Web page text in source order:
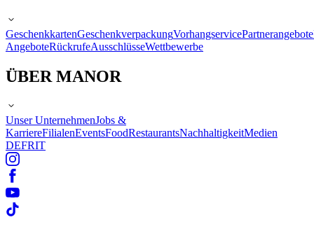
GeschenkkartenGeschenkverpackungVorhangservicePartnerangebote
AngeboteRückrufeAusschlüsseWettbewerbe
ÜBER MANOR
Unser UnternehmenJobs &
KarriereFilialenEventsFoodRestaurantsNachhaltigkeitMedien
DEFRIT